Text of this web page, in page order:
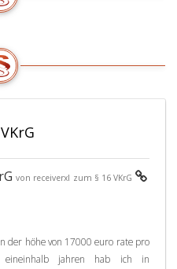
von receiverxl zum § 16 VKrG
der höhe von 17000 euro rate pro
eineinhalb jahren hab ich in